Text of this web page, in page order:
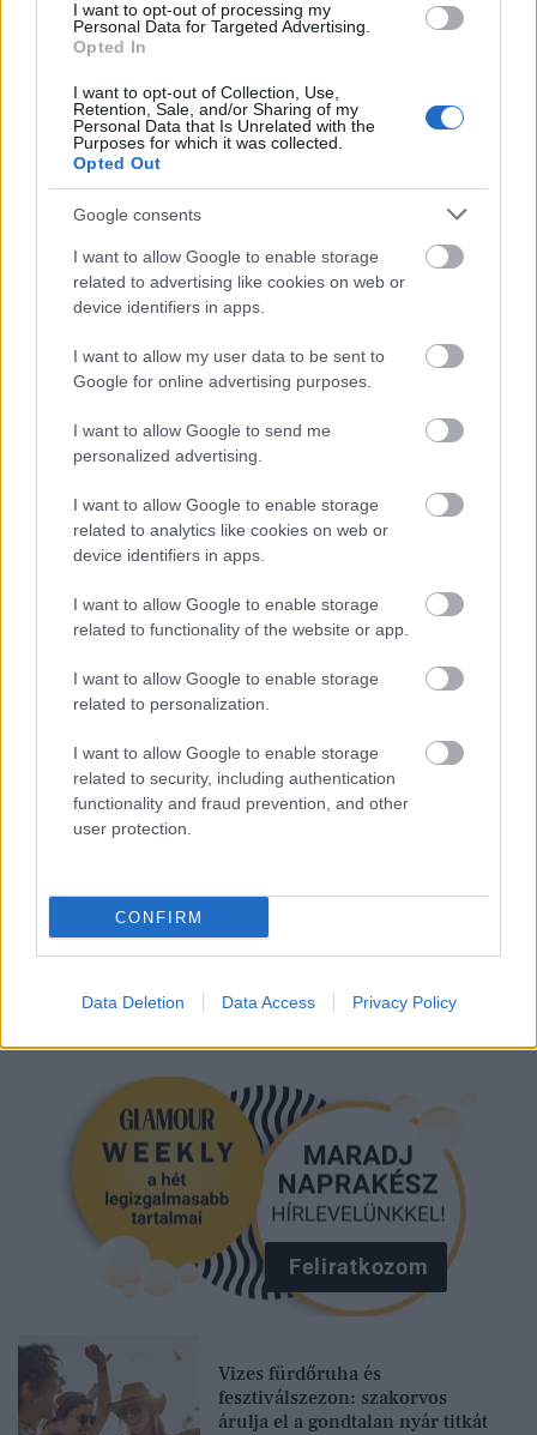
I want to opt-out of processing my
Personal Data for Targeted Advertising.
Opted In
I want to opt-out of Collection, Use,
Retention, Sale, and/or Sharing of my
Personal Data that Is Unrelated with the
Purposes for which it was collected.
Opted Out
Google consents
I want to allow Google to enable storage
related to advertising like cookies on web or
device identifiers in apps.
I want to allow my user data to be sent to
Google for online advertising purposes.
I want to allow Google to send me
personalized advertising.
I want to allow Google to enable storage
related to analytics like cookies on web or
device identifiers in apps.
I want to allow Google to enable storage
related to functionality of the website or app.
I want to allow Google to enable storage
related to personalization.
I want to allow Google to enable storage
related to security, including authentication
functionality and fraud prevention, and other
user protection.
CONFIRM
Data Deletion Data Access Privacy Policy
megtiszteltetés számomra, hogy Az év hősnői díjat
idén a United Way csapatának adhatom át, akik
felnőttek értsék is azt, amit olvasnak. Mert ha
olvasol, akkor érted a világot. És ha érted a világot,
akkor nem lehet becsapni.
Messengeren
Itt állíthatod be, hogy a Google
glamour.hu cikkeit
GLAMOUR WOMEN OF THE YEAR GLAMOUR WOMEN OF THE YEAR
GLAMOUR WOMEN OF THE YEAR
Kövesd a Glamour cikkeit a
Feliratkozom
Vizes fürdőruha és
fesztiválszezon: szakorvos
árulja el a gondtalan nyár titkát